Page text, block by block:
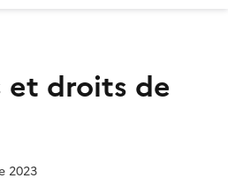
et droits de
2023